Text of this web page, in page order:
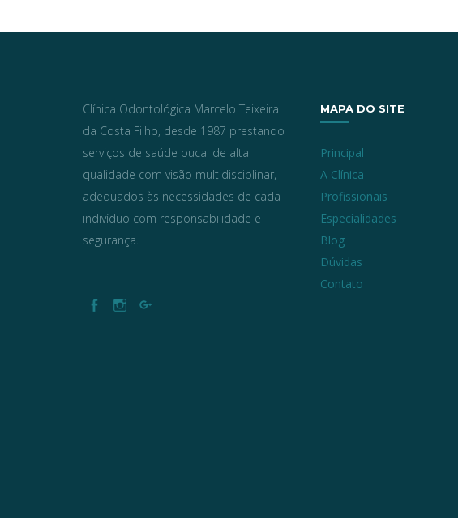
Clínica Odontológica Marcelo Teixeira
da Costa Filho, desde 1987 prestando
serviços de saúde bucal de alta
qualidade com visão multidisciplinar,
adequados às necessidades de cada
indivíduo com responsabilidade e
segurança.
MAPA DO SITE
Principal
A Clínica
Profissionais
Especialidades
Blog
Dúvidas
Contato